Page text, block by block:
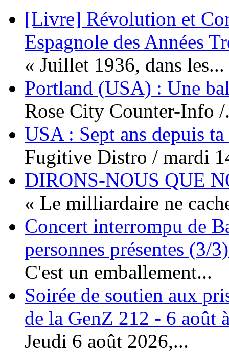
[Livre] Révolution et
Espagnole des Années
« Juillet 1936, dans les...
Portland (USA) : Une
Rose City Counter-Info /
USA : Sept ans depuis
Fugitive Distro / mardi
DIRONS-NOUS QUE
« Le milliardaire ne
Concert interrompu de
personnes présentes (3/
C'est un emballement...
Soirée de soutien aux
de la GenZ 212 - 6 août
Jeudi 6 août 2026,...